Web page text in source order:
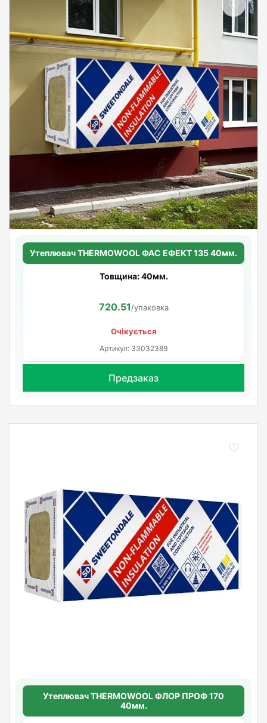
Утеплювач THERMOWOOL ФАС ЕФЕКТ 135 40мм.
Товщина: 40мм.
720.51/упаковка
Очікується
Артикул: 33032389
Предзаказ
Утеплювач THERMOWOOL ФЛОР ПРОФ 170
40мм.